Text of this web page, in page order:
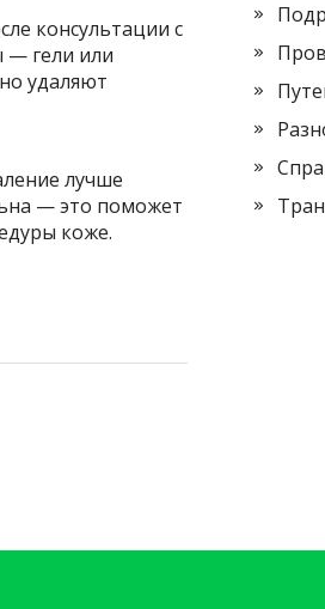
консультации с
— гели или
удаляют
лучше
— это поможет
коже.